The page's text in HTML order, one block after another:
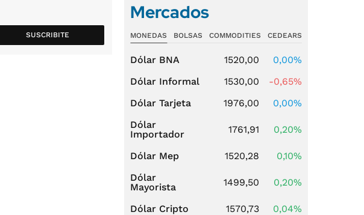
SUSCRIBITE
Mercados
MONEDAS BOLSAS COMMODITIES CEDEARS
Dólar BNA 1520,00
0,00%
Dólar Informal
1530,00
-0,65%
Dólar Tarjeta
1976,00
0,00%
Dólar
Importador
1761,91 0,20%
Dólar Mep 1520,28
0,10%
Dólar
Mayorista
1499,50 0,20%
Dólar Cripto 1570,73
0,04%